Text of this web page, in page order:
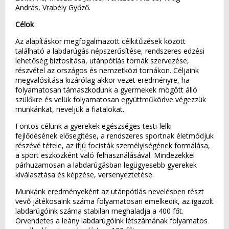
András, Vrabély Győző.
Célok
Az alapításkor megfogalmazott célkitűzések között
található a labdarúgás népszerűsítése, rendszeres edzési
lehetőség biztosítása, utánpótlás tornák szervezése,
részvétel az országos és nemzetközi tornákon. Céljaink
megvalósítása kizárólag akkor vezet eredményre, ha
folyamatosan támaszkodunk a gyermekek mögött álló
szülőkre és velük folyamatosan együttműködve végezzük
munkánkat, neveljük a fiatalokat.
Fontos célunk a gyerekek egészséges testi-lelki
fejlődésének elősegítése, a rendszeres sportnak életmódjuk
részévé tétele, az ifjú focisták személyiségének formálása,
a sport eszközként való felhasználásával. Mindezekkel
párhuzamosan a labdarúgásban legügyesebb gyerekek
kiválasztása és képzése, versenyeztetése.
Munkánk eredményeként az utánpótlás nevelésben részt
vevő játékosaink száma folyamatosan emelkedik, az igazolt
labdarúgóink száma stabilan meghaladja a 400 főt.
Örvendetes a leány labdarúgóink létszámának folyamatos